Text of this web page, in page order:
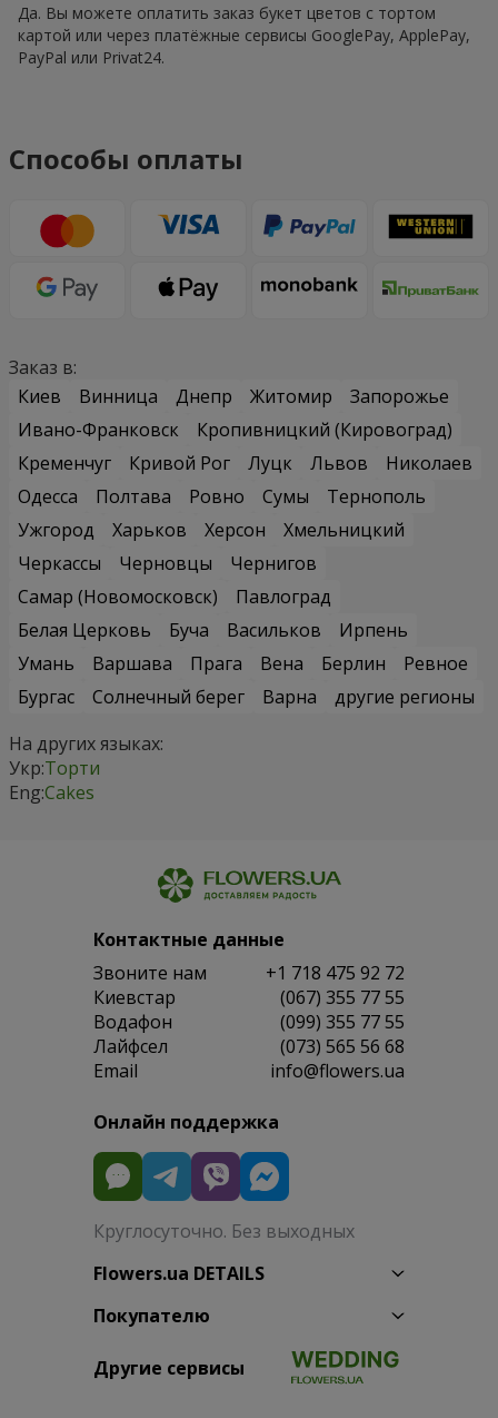
Да. Вы можете оплатить заказ букет цветов с тортом
картой или через платёжные сервисы GooglePay, ApplePay,
PayPal или Privat24.
Способы оплаты
Заказ в:
Киев
Винница Днепр Житомир
Запорожье
Ивано-Франковск
Кропивницкий (Кировоград)
Кременчуг
Кривой Рог Луцк Львов
Николаев
Одесса
Полтава Ровно Сумы
Тернополь
Ужгород
Харьков Херсон
Хмельницкий
Черкассы
Черновцы
Чернигов
Самар (Новомосковск)
Павлоград
Белая Церковь
Буча Васильков
Ирпень
Умань
Варшава Прага Вена Берлин
Ревное
Бургас
Солнечный берег Варна
другие регионы
На других языках:
Укр:Торти
Eng:Cakes
Контактные данные
Звоните нам
+1 718 475 92 72
Киевстар
(067) 355 77 55
Водафон
(099) 355 77 55
Лайфсел
(073) 565 56 68
Email
info@flowers.ua
Онлайн поддержка
Круглосуточно. Без выходных
Flowers.ua DETAILS
Покупателю
Другие сервисы